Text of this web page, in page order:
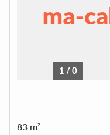
1 /0
83 m²